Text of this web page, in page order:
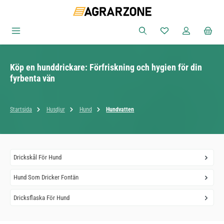
Du har 0 objekt i
Köp en hunddrickare: Förfriskning och hygien för din
fyrbenta vän
Startsida Husdjur Hund Hundvatten
Drickskål För Hund
Hund Som Dricker Fontän
Dricksflaska För Hund